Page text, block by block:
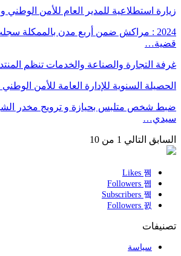
زيارة استطلاعية للمدير العام للأمن الوطني
قضية…
غرفة التجارة والصناعة والخدمات تنظم
الحصيلة السنوية للإدارة العامة للأمن الوطني 2024
ضبط شخص متلبس بحيازة و ترويج مخدر
سيدي…
السابق التالي 1 من 10
تصنيفات
سياسة